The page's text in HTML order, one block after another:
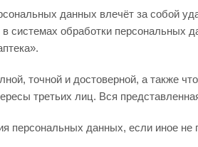
данных влечёт за собой
системах обработки
точной и достоверной, а также
третьих лиц. Вся
персональных данных, если иное